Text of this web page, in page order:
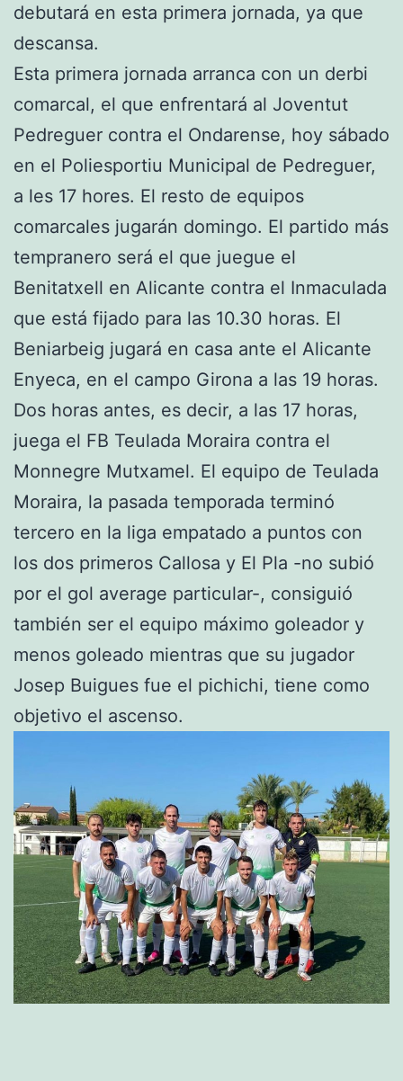
debutará en esta primera jornada, ya que
descansa.
Esta primera jornada arranca con un derbi
comarcal, el que enfrentará al Joventut
Pedreguer contra el Ondarense, hoy sábado
en el Poliesportiu Municipal de Pedreguer,
a les 17 hores. El resto de equipos
comarcales jugarán domingo. El partido más
tempranero será el que juegue el
Benitatxell en Alicante contra el Inmaculada
que está fijado para las 10.30 horas. El
Beniarbeig jugará en casa ante el Alicante
Enyeca, en el campo Girona a las 19 horas.
Dos horas antes, es decir, a las 17 horas,
juega el FB Teulada Moraira contra el
Monnegre Mutxamel. El equipo de Teulada
Moraira, la pasada temporada terminó
tercero en la liga empatado a puntos con
los dos primeros Callosa y El Pla -no subió
por el gol average particular-, consiguió
también ser el equipo máximo goleador y
menos goleado mientras que su jugador
Josep Buigues fue el pichichi, tiene como
objetivo el ascenso.